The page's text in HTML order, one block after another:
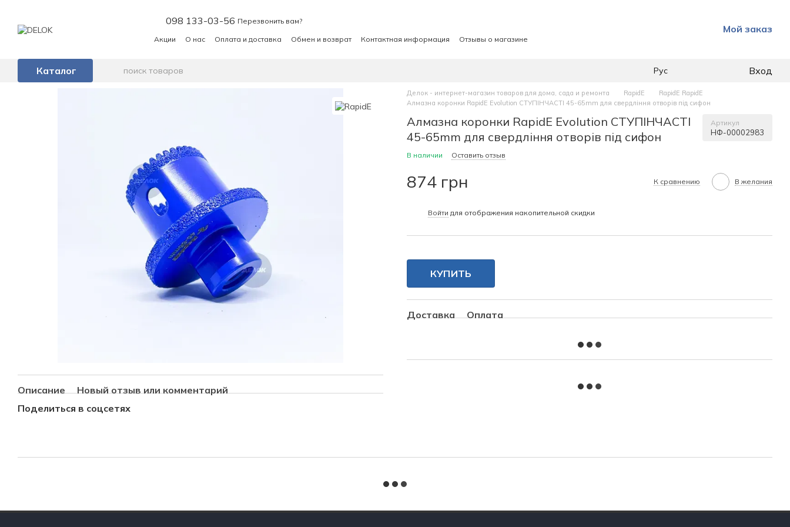
098 133-03-56 Перезвонить вам?
Акции О нас Оплата и доставка Обмен и возврат Контактная информация Отзывы о магазине
Мой заказ
Каталог Рус Вход
Описание
Новый отзыв или комментарий
Поделиться в соцсетях
Делок - интернет-магазин товаров для дома, сада и ремонта RapidE
RapidE RapidE
Алмазна коронки RapidE Evolution СТУПІНЧАСТІ 45-65mm для свердління отворів під сифон
Алмазна коронки RapidE Evolution СТУПІНЧАСТІ
45-65mm для свердління отворів під сифон
Артикул
НФ-00002983
В наличии Оставить отзыв
874 грн К сравнению В желания
Войти для отображения накопительной скидки
КУПИТЬ
Доставка Оплата